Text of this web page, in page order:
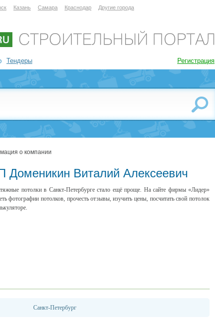
Казань Самара Краснодар Другие города
Тендеры Регистрация
о компании
Доменикин Виталий Алексеевич
потолки в Санкт-Петербурге стало ещё проще. На сайте фирмы «Лидер»
фотографии потолков, прочесть отзывы, изучить цены, посчитать свой потолок
Санкт-Петербург